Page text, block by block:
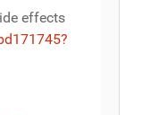
effects